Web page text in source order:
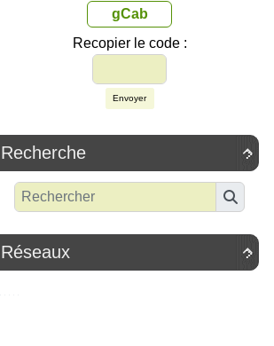
gCab
Recopier le code :
Envoyer

Recherche

Réseaux